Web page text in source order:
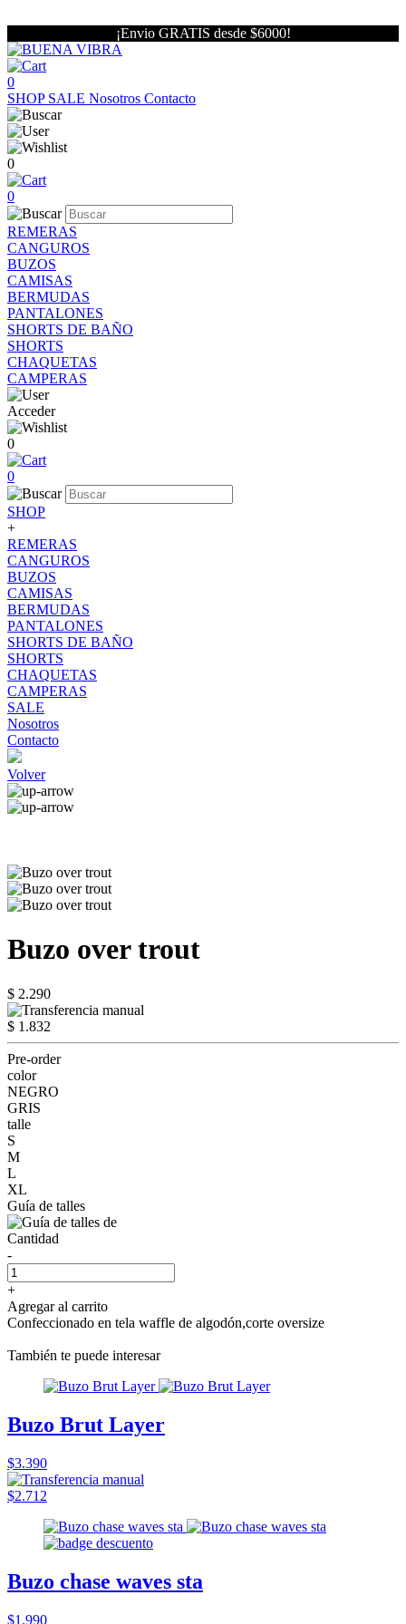
¡Envio GRATIS desde $6000!
0
SHOP SALE Nosotros Contacto
0
0
REMERAS
CANGUROS
BUZOS
CAMISAS
BERMUDAS
PANTALONES
SHORTS DE BAÑO
SHORTS
CHAQUETAS
CAMPERAS
Acceder
0
0
SHOP
+
REMERAS
CANGUROS
BUZOS
CAMISAS
BERMUDAS
PANTALONES
SHORTS DE BAÑO
SHORTS
CHAQUETAS
CAMPERAS
SALE
Nosotros
Contacto
Volver
Buzo over trout
$ 2.290
$ 1.832
Pre-order
color
NEGRO
GRIS
talle
S
M
L
XL
Guía de talles
Cantidad
-
+
Agregar al carrito
Confeccionado en tela waffle de algodón,corte oversize
También te puede interesar
Buzo Brut Layer
$3.390
$2.712
Buzo chase waves sta
$1.990